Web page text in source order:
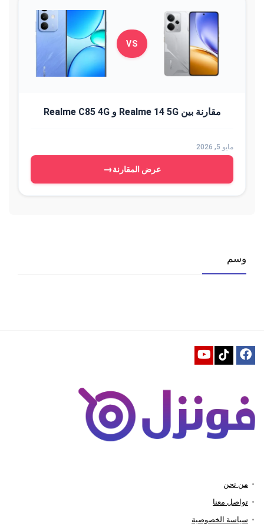
VS
مقارنة بين Realme 14 5G و Realme C85 4G
مايو 5, 2026
عرض المقارنة→
وسم
من نحن
تواصل معنا
سياسة الخصوصية